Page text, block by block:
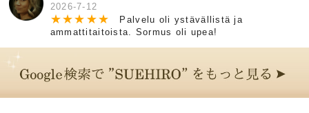
2026-7-12
★★★ ★★
Palvelu oli ystävällistä ja
ammattitaitoista. Sormus oli upea!